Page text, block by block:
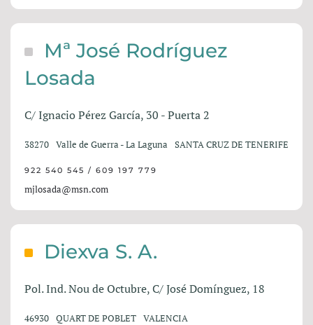
Mª José Rodríguez
Losada
C/ Ignacio Pérez García, 30 - Puerta 2
38270 Valle de Guerra - La Laguna SANTA CRUZ DE TENERIFE
922 540 545 / 609 197 779
mjlosada@msn.com
Diexva S. A.
Pol. Ind. Nou de Octubre, C/ José Domínguez, 18
46930 QUART DE POBLET VALENCIA